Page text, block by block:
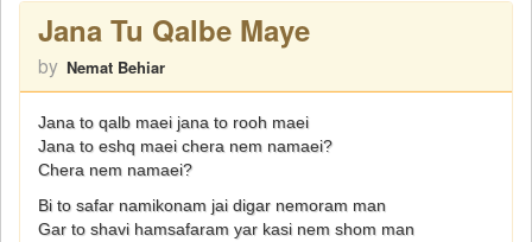
Jana Tu Qalbe Maye
by Nemat Behiar
Jana to qalb maei jana to rooh maei
Jana to eshq maei chera nem namaei?
Chera nem namaei?
Bi to safar namikonam jai digar nemoram man
Gar to shavi hamsafaram yar kasi nem shom man